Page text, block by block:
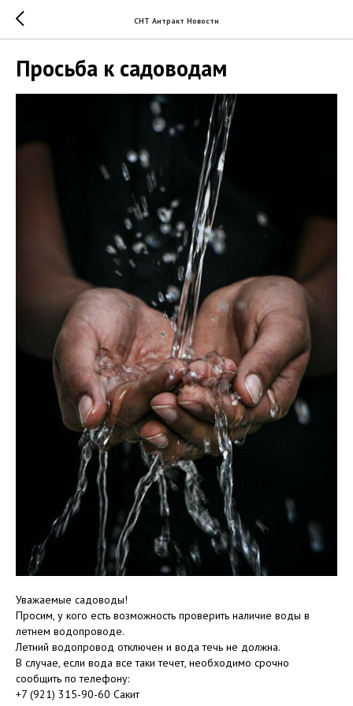
СНТ Антракт Новости
Просьба к садоводам
Уважаемые садоводы!
Просим, у кого есть возможность проверить наличие воды в
летнем водопроводе.
Летний водопровод отключен и вода течь не должна.
В случае, если вода все таки течет, необходимо срочно
сообщить по телефону:
+7 (921) 315-90-60 Сакит